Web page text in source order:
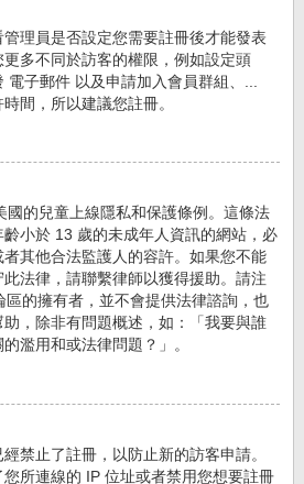
理員是否設定您需要註冊後才能發表
多不同於訪客的權限，例如設定頭
子郵件 以及申請加入會員群組、...
間，所以建議您註冊。
國的兒童上線隱私和保護條例。這條法
小於 13 歲的未成年人資訊的網站，必
其他合法監護人的容許。如果您不能
法律，請聯繫律師以獲得援助。請注
的擁有者，並不會提供法律諮詢，也
，除非有問題概述，如：「我要與誰
濫用和或法律問題？」。
禁止了註冊，以防止新的訪客申請。
所連線的 IP 位址或者禁用您想要註冊